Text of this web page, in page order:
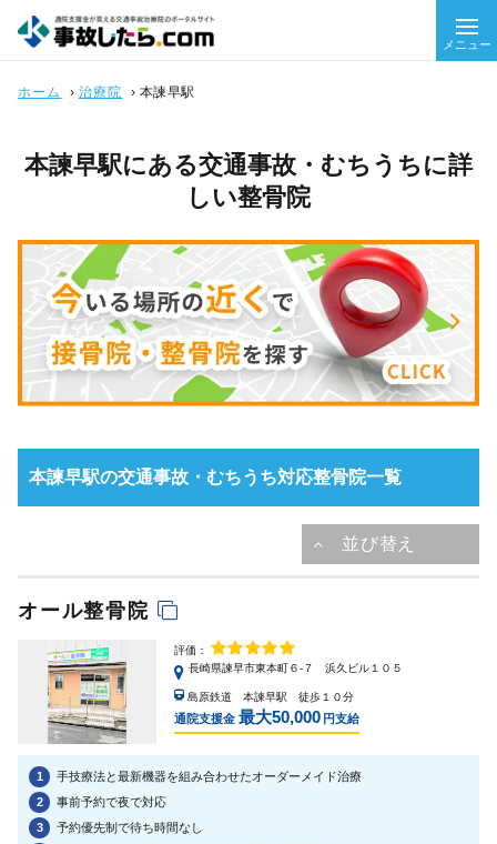
メニュー
ホーム › 治療院 › 本諫早駅
本諫早駅にある交通事故・むちうちに詳
しい整骨院
本諫早駅の交通事故・むちうち対応整骨院一覧
オール整骨院
評価：
長崎県諫早市東本町６-７ 浜久ビル１０５
島原鉄道 本諫早駅 徒歩１０分
通院支援金 最大50,000 円支給
1
手技療法と最新機器を組み合わせたオーダーメイド治療
2
事前予約で夜で対応
3
予約優先制で待ち時間なし